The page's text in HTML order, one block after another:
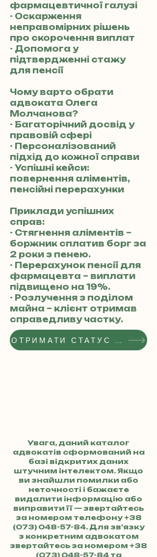
фармацевтичної галузі
- Оскарження
неправомірних рішень
про скорочення виплат
- Допомога у
підтвердженні стажу
для пенсії
Чому варто обрати
адвоката Олега
Молчанова?
- Багаторічний досвід у
правовій сфері
- Персоналізований
підхід до кожної справи
- Успішні кейси:
повернення аліментів,
пенсійні перерахунки
Приклади успішних
справ:
- Стягнення аліментів –
боржник сплатив борг за
2 роки з пенею.
- Перерахунок пенсії для
фармацевта – виплати
підвищено на 19%.
- Розлучення з поділом
майна – клієнт отримав
справедливу частку.
ОТРИМАТИ СТАТУС РЕКОМЕНДОВАНОГО АДВОКАТА
Увага, даний каталог
адвокатів сформований на
базі відкритих даних
штучним інтелектом. Якщо
ви знайшли помилки або
неточності і бажаєте
видалити інформацію або
виправити її — звертайтесь
за номером телефону +38
(073) 048-57-84. Для зв'язку
з конкретним адвокатом
звертайтесь за номером +38
(073) 048-57-84та